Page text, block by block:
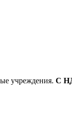
учреждения. С